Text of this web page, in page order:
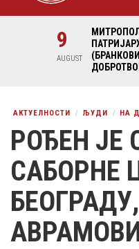
9
AUGUST
АКТУЕЛНОСТИ ЉУДИ НА
РОЂЕН ЈЕ
САБОРНЕ